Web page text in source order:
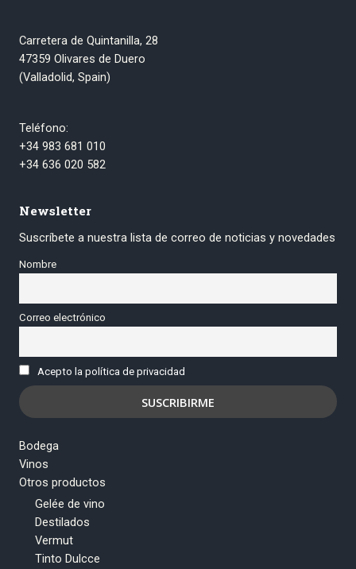
Carretera de Quintanilla, 28
47359 Olivares de Duero
(Valladolid, Spain)
Teléfono:
+34 983 681 010
+34 636 020 582
Newsletter
Suscríbete a nuestra lista de correo de noticias y novedades
Nombre
Correo electrónico
Acepto la política de privacidad
Bodega
Vinos
Otros productos
Gelée de vino
Destilados
Vermut
Tinto Dulcce